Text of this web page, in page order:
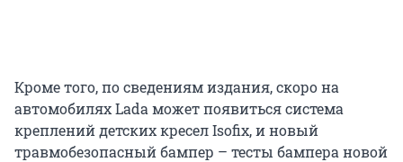
Кроме того, по сведениям издания, скоро на
автомобилях Lada может появиться система
креплений детских кресел Isofix, и новый
травмобезопасный бампер – тесты бампера новой